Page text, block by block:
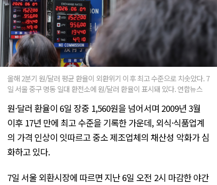
올해 2분기 원/달러 평균 환율이 외환위기 이후 최고 수준으로 치솟았다. 7
일 서울 중구 명동 일대 환전소에 원/달러 환율이 표시돼 있다. 연합뉴스
원·달러 환율이 6일 장중 1,560원을 넘어서며 2009년 3월
이후 17년 만에 최고 수준을 기록한 가운데, 외식·식품업계
의 가격 인상이 잇따르고 중소 제조업체의 채산성 악화가 심
화하고 있다.
7일 서울 외환시장에 따르면 지난 6일 오전 2시 마감한 야간